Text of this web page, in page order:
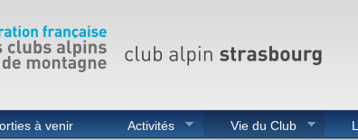
à venir Activités Vie du Club